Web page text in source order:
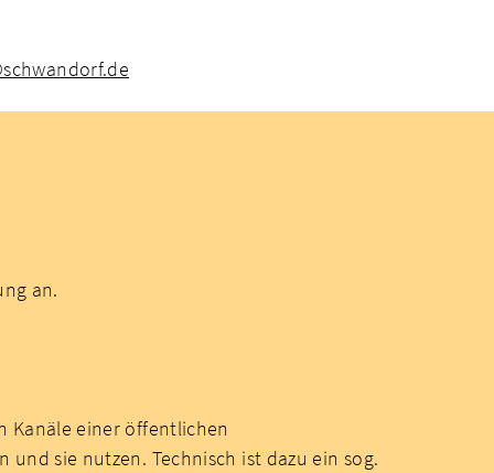
an.
Kanäle einer öffentlichen
und sie nutzen. Technisch ist dazu ein sog.